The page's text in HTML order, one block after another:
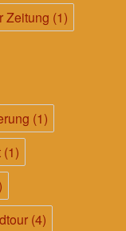
Zeitung (1)
(1)
(1)
(4)